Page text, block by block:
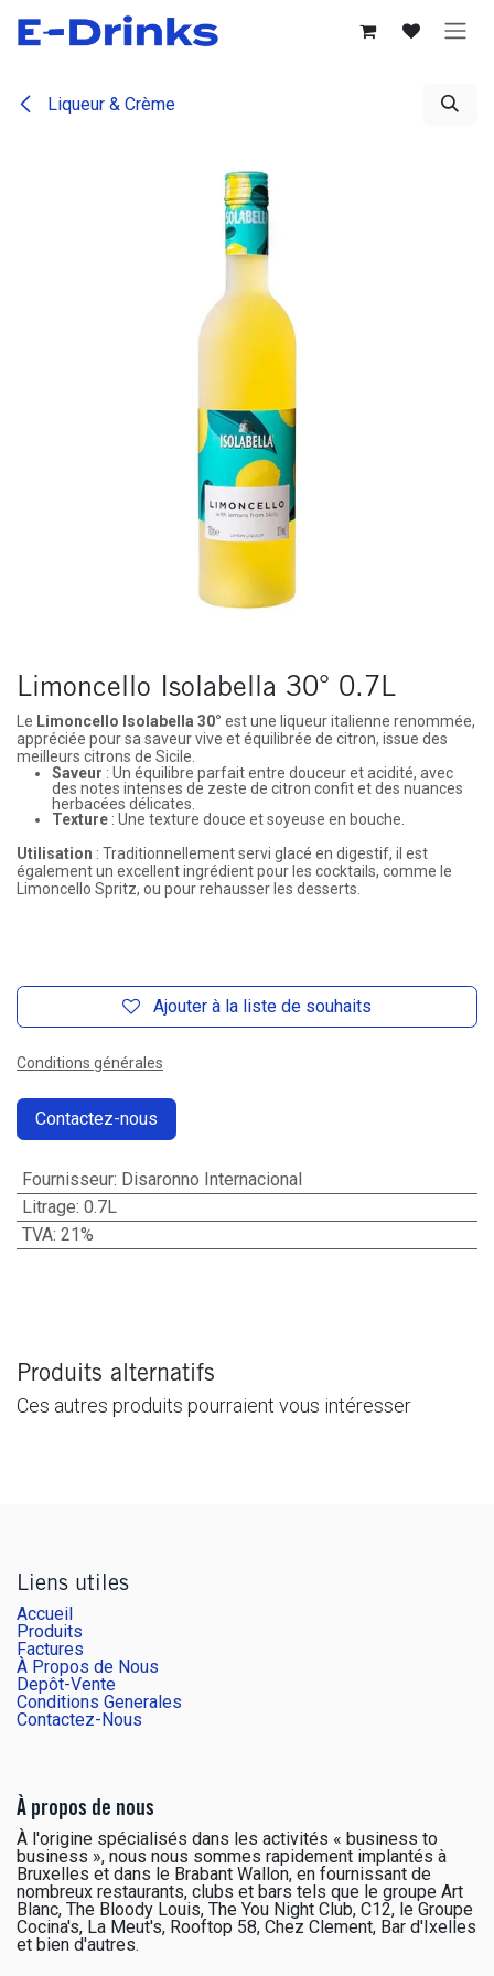
Se rendre au contenu
Liqueur & Crème
Limoncello Isolabella 30° 0.7L
Le Limoncello Isolabella 30° est une liqueur italienne renommée,
appréciée pour sa saveur vive et équilibrée de citron, issue des
meilleurs citrons de Sicile.
Saveur : Un équilibre parfait entre douceur et acidité, avec
des notes intenses de zeste de citron confit et des nuances
herbacées délicates.
Texture : Une texture douce et soyeuse en bouche.
Utilisation : Traditionnellement servi glacé en digestif, il est
également un excellent ingrédient pour les cocktails, comme le
Limoncello Spritz, ou pour rehausser les desserts.
Ajouter à la liste de souhaits
Conditions générales
Contactez-nous
Fournisseur: Disaronno Internacional
Litrage: 0.7L
TVA: 21%
Produits alternatifs
Ces autres produits pourraient vous intéresser
Liens utiles
Accueil
Produits
Factures
À Propos de Nous
Depôt-Vente
Conditions Generales
Contactez-Nous
À propos de nous
À l'origine spécialisés dans les activités « business to
business », nous nous sommes rapidement implantés à
Bruxelles et dans le Brabant Wallon, en fournissant de
nombreux restaurants, clubs et bars tels que le groupe Art
Blanc, The Bloody Louis, The You Night Club, C12, le Groupe
Cocina's, La Meut's, Rooftop 58, Chez Clement, Bar d'Ixelles
et bien d'autres.